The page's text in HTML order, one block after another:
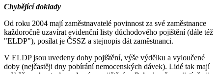
Chybějící doklady
Od roku 2004 mají zaměstnavatelé povinnost za své zaměstnance
každoročně uzavírat evidenční listy důchodového pojištění (dále též
"ELDP"), posílat je ČSSZ a stejnopis dát zaměstnanci.
V ELDP jsou uvedeny doby pojištění, výše výdělku a vyloučené
doby (nejčastěji dny pobírání nemocenských dávek). Lidé tak mají